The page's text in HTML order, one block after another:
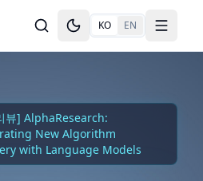
Toggle theme
KO EN Toggle
뷰] AlphaResearch:
New Algorithm
with Language Models